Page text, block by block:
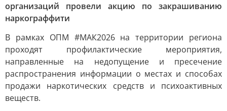
организаций провели акцию по закрашиванию
наркограффити
В рамках ОПМ #МАК2026 на территории региона
проходят профилактические мероприятия,
направленные на недопущение и пресечение
распространения информации о местах и способах
продажи наркотических средств и психоактивных
веществ.